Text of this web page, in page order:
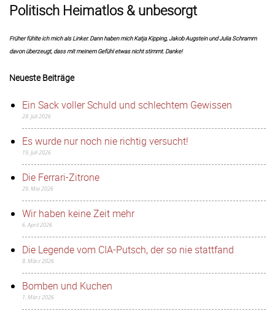
Politisch Heimatlos & unbesorgt
Früher fühlte ich mich als Linker. Dann haben mich Katja Kipping, Jakob Augstein und Julia Schramm
davon überzeugt, dass mit meinem Gefühl etwas nicht stimmt. Danke!
Neueste Beiträge
Ein Sack voller Schuld und schlechtem Gewissen
28. Juli 2026
Es wurde nur noch nie richtig versucht!
19. Juli 2026
Die Ferrari-Zitrone
29. Mai 2026
Wir haben keine Zeit mehr
6. April 2026
Die Legende vom CIA-Putsch, der so nie stattfand
8. März 2026
Bomben und Kuchen
1. März 2026